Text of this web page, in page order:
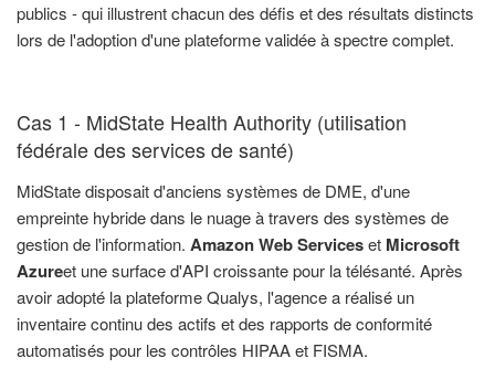
publics - qui illustrent chacun des défis et des résultats distincts
lors de l'adoption d'une plateforme validée à spectre complet.
Cas 1 - MidState Health Authority (utilisation
fédérale des services de santé)
MidState disposait d'anciens systèmes de DME, d'une
empreinte hybride dans le nuage à travers des systèmes de
gestion de l'information. Amazon Web Serviceset Microsoft
Azureet une surface d'API croissante pour la télésanté. Après
avoir adopté la plateforme Qualys, l'agence a réalisé un
inventaire continu des actifs et des rapports de conformité
automatisés pour les contrôles HIPAA et FISMA.